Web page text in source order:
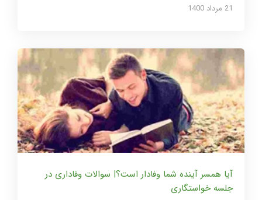
21 مرداد 1400
آیا همسر آینده شما وفادار است؟| سوالات وفاداری در
جلسه خواستگاری